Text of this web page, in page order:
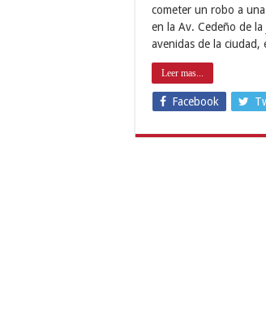
cometer un robo a
en la Av. Cedeño de
avenidas de la ciudad,
Leer mas...
Facebook